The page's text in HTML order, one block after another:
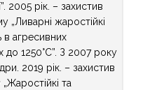
2005 рік. – захистив
„Ливарні жаростійкі
в агресивних
1250°С”. З 2007 року
2019 рік. – захистив
та